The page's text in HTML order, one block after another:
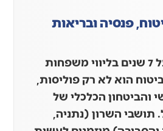
פנסיה ובריאות
עם ניסיון של מעל 7 שנים בליווי משפחות
הוא לא רק פוליסות,
והביטחון הכלכלי של
תושבי השרון (נתניה,